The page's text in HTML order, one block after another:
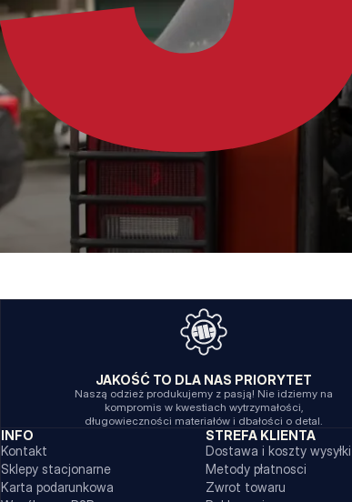
JAKOŚĆ TO DLA NAS PRIORYTET
Naszą odzież produkujemy z pasją! Nie idziemy na
kompromis w kwestiach wytrzymałości,
długowieczności materiałów i dbałości o detal.
INFO
Kontakt
Sklepy stacjonarne
Karta podarunkowa
STREFA KLIENTA
Dostawa i koszty wysyłki
Metody płatnosci
Zwrot towaru